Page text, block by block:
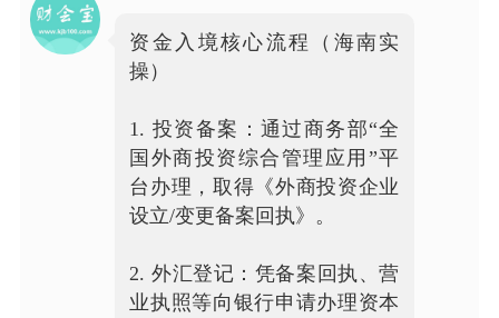
资金入境核心流程（海南实
操）
1. 投资备案：通过商务部“全
国外商投资综合管理应用”平
台办理，取得《外商投资企业
设立/变更备案回执》。
2. 外汇登记：凭备案回执、营
业执照等向银行申请办理资本